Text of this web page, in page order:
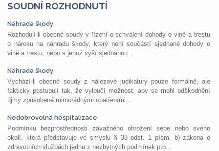
SOUDNÍ ROZHODNUTÍ
Náhrada škody
Rozhodují-li obecné soudy v řízení o schválení dohody o vině a trestu
o nároku na náhradu škody, který není součástí sjednané dohody o
vině a trestu, nebo s jehož výší sjednanou...
Náhrada škody
Vychází-li obecné soudy z nálezové judikatury pouze formálně, ale
fakticky postupují tak, že vyloučí možnost, aby se mohl odškodnění
újmy způsobené mimořádnými opatřeními...
Nedobrovolná hospitalizace
Podmínku bezprostřednosti závažného ohrožení sebe nebo svého
okolí, která představuje ve smyslu § 38 odst. 1 písm. b) zákona o
zdravotních službách jednu z nezbytných podmínek pro...